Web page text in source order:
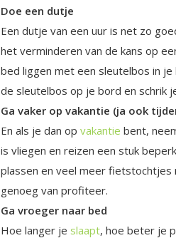
Doe een dutje
Een dutje van een uur is net zo
het verminderen van de kans op
bed liggen met een sleutelbos in
de sleutelbos op je bord en schrik
Ga vaker op vakantie (ja ook
En als je dan op vakantie bent,
is vliegen en reizen een stuk
plassen en veel meer fietstochtjes
genoeg van profiteer.
Ga vroeger naar bed
Hoe langer je slaapt, hoe beter je